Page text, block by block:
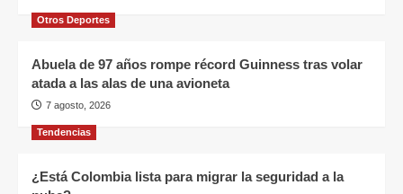
Otros Deportes
Abuela de 97 años rompe récord Guinness tras volar
atada a las alas de una avioneta
7 agosto, 2026
Tendencias
¿Está Colombia lista para migrar la seguridad a la